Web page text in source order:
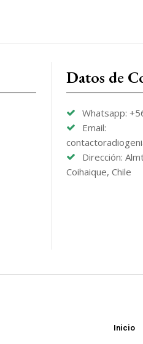
Datos de
Whatsapp:
Email:
Dirección:
Coihaique, Chile
Inicio